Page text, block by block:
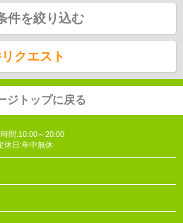
件を絞り込む
クエスト
ジトップに戻る
間:10:00～20:00
休日:年中無休